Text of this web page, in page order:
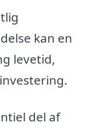
kan en
levetid,
del af